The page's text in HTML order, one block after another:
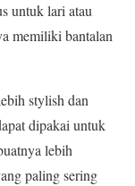
untuk lari atau
memiliki bantalan
stylish dan
dipakai untuk
lebih
paling sering